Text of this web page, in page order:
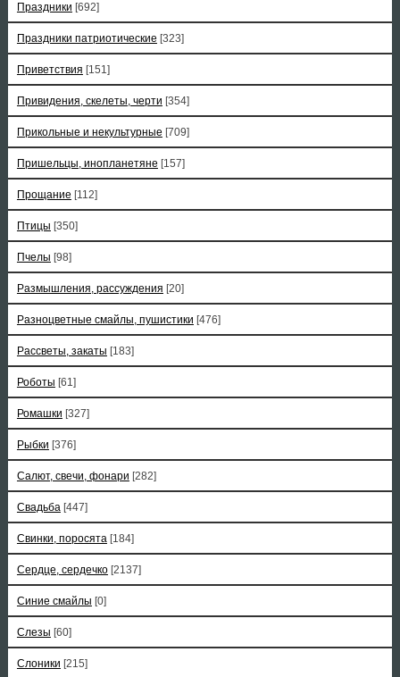
Праздники [692]
Праздники патриотические [323]
Приветствия [151]
Привидения, скелеты, черти [354]
Прикольные и некультурные [709]
Пришельцы, инопланетяне [157]
Прощание [112]
Птицы [350]
Пчелы [98]
Размышления, рассуждения [20]
Разноцветные смайлы, пушистики [476]
Рассветы, закаты [183]
Роботы [61]
Ромашки [327]
Рыбки [376]
Салют, свечи, фонари [282]
Свадьба [447]
Свинки, поросята [184]
Сердце, сердечко [2137]
Синие смайлы [0]
Слезы [60]
Слоники [215]